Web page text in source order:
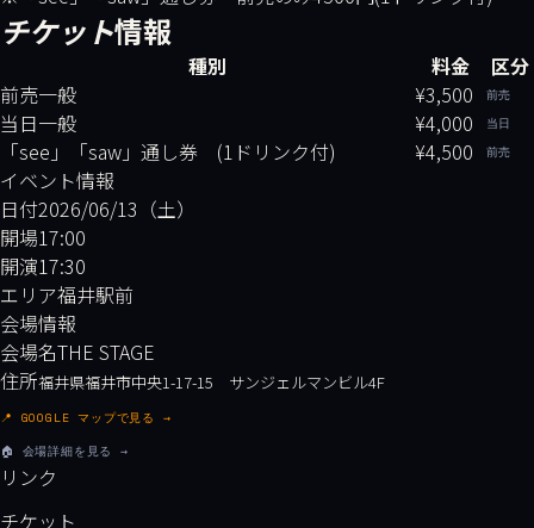
チケット情報
種別 料金
区分
前売一般
¥3,500 前売
当日一般 ¥4,000 当日
「see」「saw」通し券 (1ドリンク付) ¥4,500 前売
イベント情報
日付2026/06/13（土）
開場17:00
開演17:30
エリア福井駅前
会場情報
会場名THE STAGE
住所福井県福井市中央1-17-15 サンジェルマンビル4F
📍 GOOGLE マップで見る →
🏠 会場詳細を見る →
リンク
チケット